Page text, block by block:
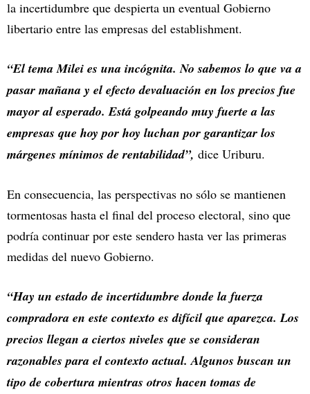
la incertidumbre que despierta un eventual Gobierno
libertario entre las empresas del establishment.
“El tema Milei es una incógnita. No sabemos lo que va a
pasar mañana y el efecto devaluación en los precios fue
mayor al esperado. Está golpeando muy fuerte a las
empresas que hoy por hoy luchan por garantizar los
márgenes mínimos de rentabilidad”, dice Uriburu.
En consecuencia, las perspectivas no sólo se mantienen
tormentosas hasta el final del proceso electoral, sino que
podría continuar por este sendero hasta ver las primeras
medidas del nuevo Gobierno.
“Hay un estado de incertidumbre donde la fuerza
compradora en este contexto es difícil que aparezca. Los
precios llegan a ciertos niveles que se consideran
razonables para el contexto actual. Algunos buscan un
tipo de cobertura mientras otros hacen tomas de